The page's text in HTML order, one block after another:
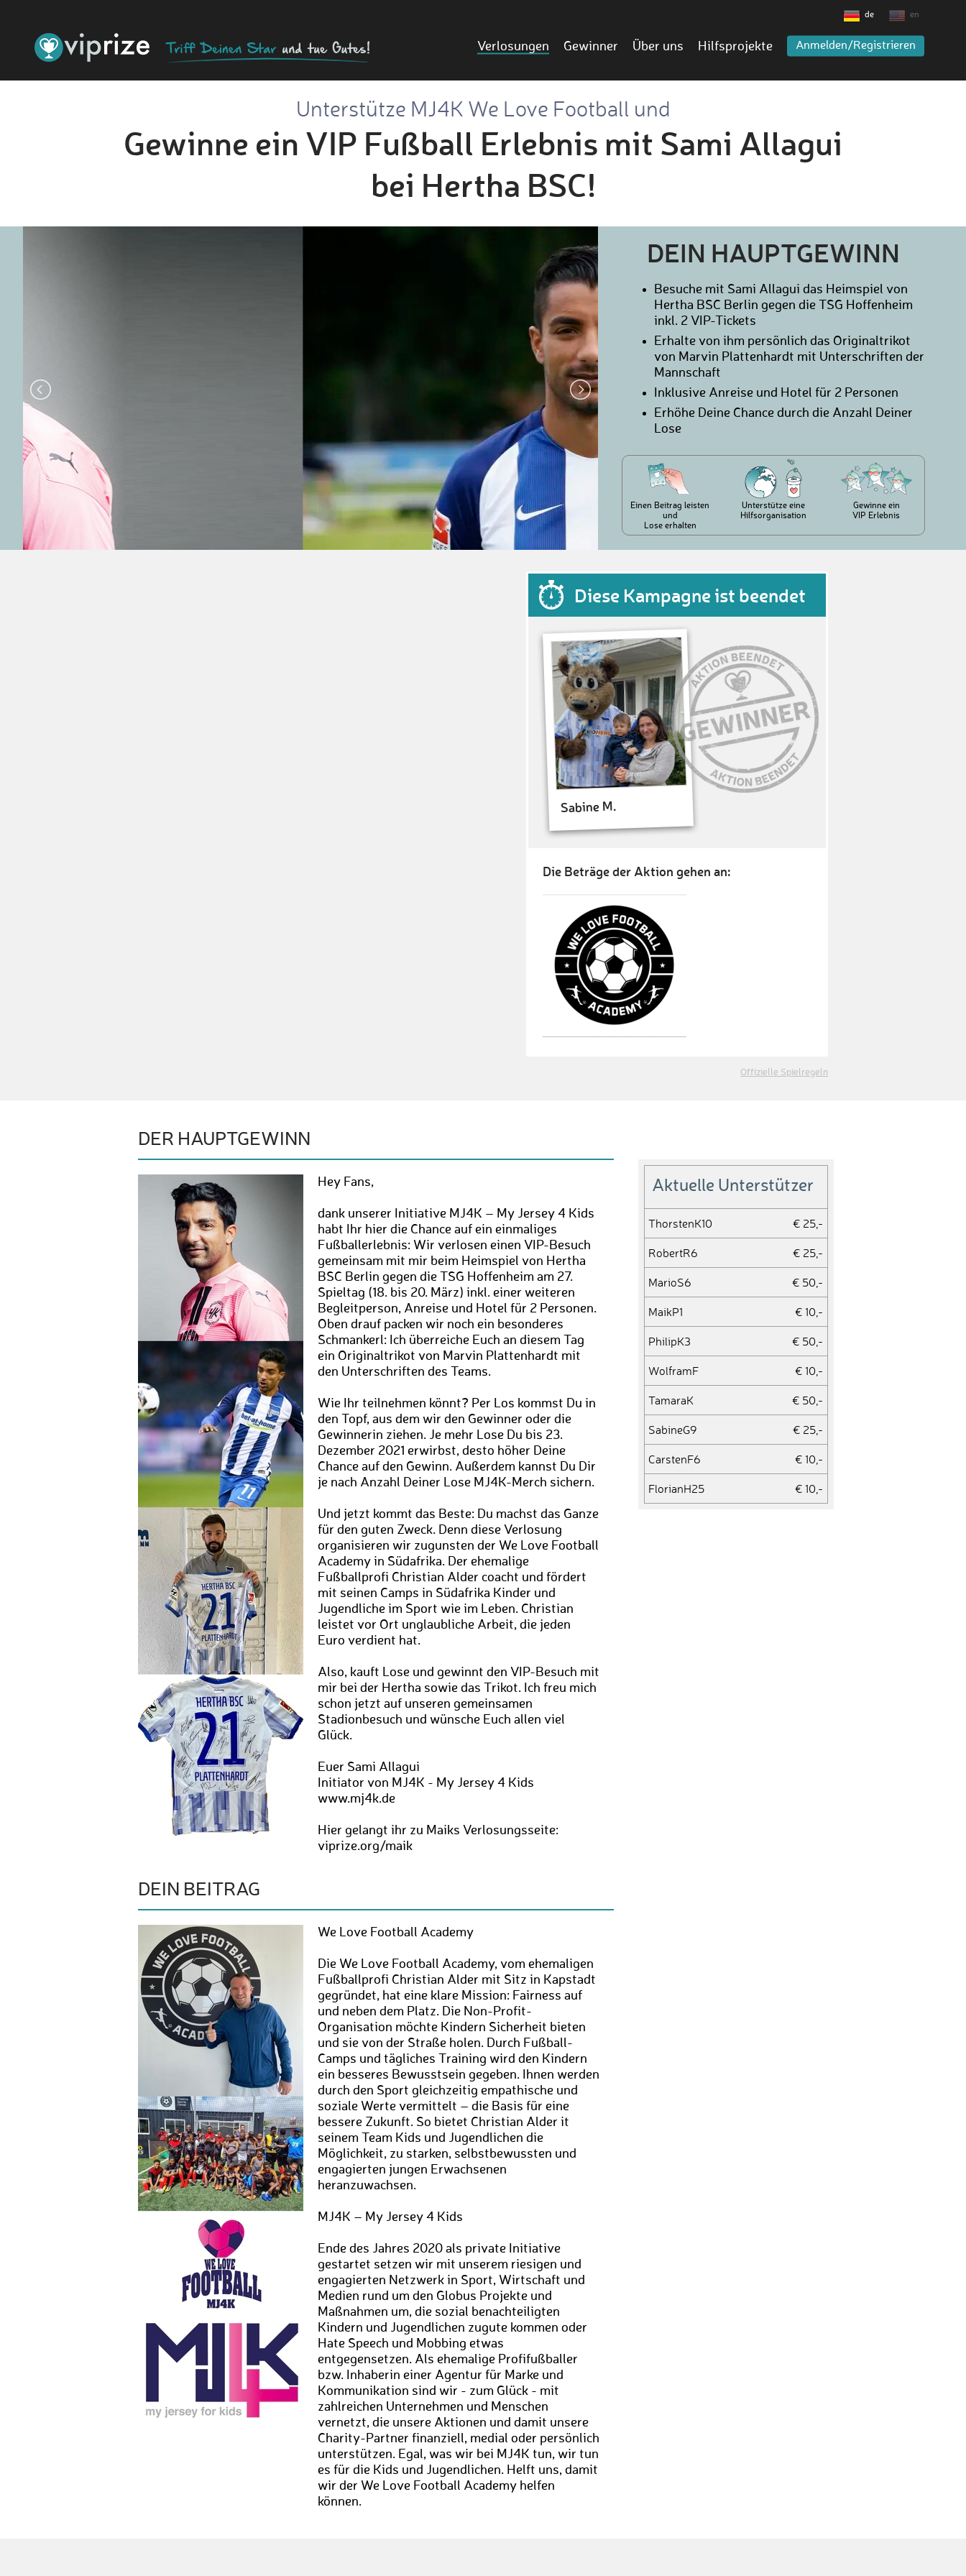
de en
Verlosungen Gewinner Über uns Hilfsprojekte Anmelden/Registrieren
Unterstütze MJ4K We Love Football und
Gewinne ein VIP Fußball Erlebnis mit Sami Allagui
bei Hertha BSC!
DEIN HAUPTGEWINN
Besuche mit Sami Allagui das Heimspiel von
Hertha BSC Berlin gegen die TSG Hoffenheim
inkl. 2 VIP-Tickets
Erhalte von ihm persönlich das Originaltrikot
von Marvin Plattenhardt mit Unterschriften der
Mannschaft
Inklusive Anreise und Hotel für 2 Personen
Erhöhe Deine Chance durch die Anzahl Deiner
Lose
Einen Beitrag leisten
und
Lose erhalten
Unterstütze eine
Hilfsorganisation
Gewinne ein
VIP Erlebnis
Diese Kampagne ist beendet
Sabine M.
Die Beträge der Aktion gehen an:
Offizielle Spielregeln
DER HAUPTGEWINN
Hey Fans,
dank unserer Initiative MJ4K – My Jersey 4 Kids
habt Ihr hier die Chance auf ein einmaliges
Fußballerlebnis: Wir verlosen einen VIP-Besuch
gemeinsam mit mir beim Heimspiel von Hertha
BSC Berlin gegen die TSG Hoffenheim am 27.
Spieltag (18. bis 20. März) inkl. einer weiteren
Begleitperson, Anreise und Hotel für 2 Personen.
Oben drauf packen wir noch ein besonderes
Schmankerl: Ich überreiche Euch an diesem Tag
ein Originaltrikot von Marvin Plattenhardt mit
den Unterschriften des Teams.
Wie Ihr teilnehmen könnt? Per Los kommst Du in
den Topf, aus dem wir den Gewinner oder die
Gewinnerin ziehen. Je mehr Lose Du bis 23.
Dezember 2021 erwirbst, desto höher Deine
Chance auf den Gewinn. Außerdem kannst Du Dir
je nach Anzahl Deiner Lose MJ4K-Merch sichern.
Und jetzt kommt das Beste: Du machst das Ganze
für den guten Zweck. Denn diese Verlosung
organisieren wir zugunsten der We Love Football
Academy in Südafrika. Der ehemalige
Fußballprofi Christian Alder coacht und fördert
mit seinen Camps in Südafrika Kinder und
Jugendliche im Sport wie im Leben. Christian
leistet vor Ort unglaubliche Arbeit, die jeden
Euro verdient hat.
Also, kauft Lose und gewinnt den VIP-Besuch mit
mir bei der Hertha sowie das Trikot. Ich freu mich
schon jetzt auf unseren gemeinsamen
Stadionbesuch und wünsche Euch allen viel
Glück.
Euer Sami Allagui
Initiator von MJ4K - My Jersey 4 Kids
www.mj4k.de
Hier gelangt ihr zu Maiks Verlosungsseite:
viprize.org/maik
DEIN BEITRAG
We Love Football Academy
Die We Love Football Academy, vom ehemaligen
Fußballprofi Christian Alder mit Sitz in Kapstadt
gegründet, hat eine klare Mission: Fairness auf
und neben dem Platz. Die Non-Profit-
Organisation möchte Kindern Sicherheit bieten
und sie von der Straße holen. Durch Fußball-
Camps und tägliches Training wird den Kindern
ein besseres Bewusstsein gegeben. Ihnen werden
durch den Sport gleichzeitig empathische und
soziale Werte vermittelt – die Basis für eine
bessere Zukunft. So bietet Christian Alder it
seinem Team Kids und Jugendlichen die
Möglichkeit, zu starken, selbstbewussten und
engagierten jungen Erwachsenen
heranzuwachsen.
MJ4K – My Jersey 4 Kids
Ende des Jahres 2020 als private Initiative
gestartet setzen wir mit unserem riesigen und
engagierten Netzwerk in Sport, Wirtschaft und
Medien rund um den Globus Projekte und
Maßnahmen um, die sozial benachteiligten
Kindern und Jugendlichen zugute kommen oder
Hate Speech und Mobbing etwas
entgegensetzen. Als ehemalige Profifußballer
bzw. Inhaberin einer Agentur für Marke und
Kommunikation sind wir - zum Glück - mit
zahlreichen Unternehmen und Menschen
vernetzt, die unsere Aktionen und damit unsere
Charity-Partner finanziell, medial oder persönlich
unterstützen. Egal, was wir bei MJ4K tun, wir tun
es für die Kids und Jugendlichen. Helft uns, damit
wir der We Love Football Academy helfen
können.
Aktuelle Unterstützer
ThorstenK10 € 25,-
RobertR6 € 25,-
MarioS6 € 50,-
MaikP1 € 10,-
PhilipK3 € 50,-
WolframF € 10,-
TamaraK € 50,-
SabineG9 € 25,-
CarstenF6 € 10,-
FlorianH25 € 10,-